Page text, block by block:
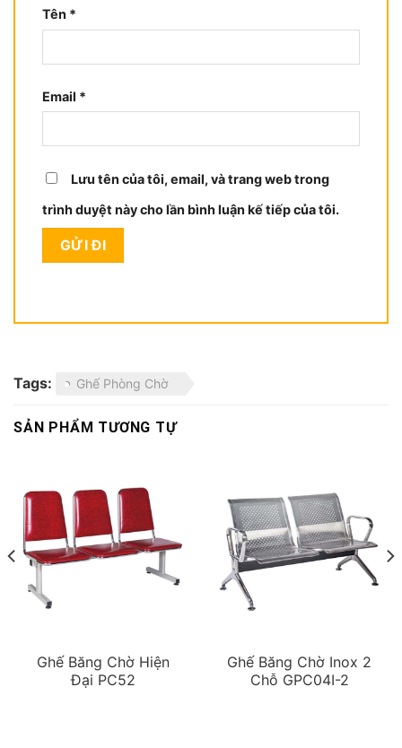
Tên *
Email *
Lưu tên của tôi, email, và trang web trong
trình duyệt này cho lần bình luận kế tiếp của tôi.
Tags: Ghế Phòng Chờ
SẢN PHẨM TƯƠNG TỰ
Ghế Băng Chờ Hiện
Đại PC52
Ghế Băng Chờ Inox 2
Chỗ GPC04I-2